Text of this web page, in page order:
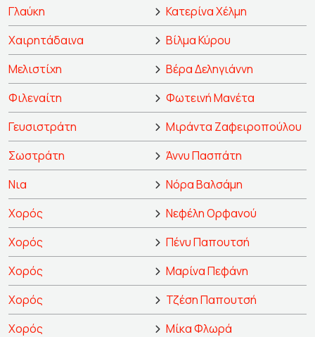
Γλαύκη
Κατερίνα Χέλμη
Χαιρητάδαινα
Βίλμα Κύρου
Μελιστίχη
Βέρα Δεληγιάννη
Φιλεναίτη
Φωτεινή Μανέτα
Γευσιστράτη
Μιράντα Ζαφειροπούλου
Σωστράτη
Άννυ Πασπάτη
Νια
Νόρα Βαλσάμη
Χορός
Νεφέλη Ορφανού
Χορός
Πένυ Παπουτσή
Χορός
Μαρίνα Πεφάνη
Χορός
Τζέση Παπουτσή
Χορός
Μίκα Φλωρά